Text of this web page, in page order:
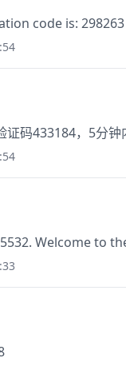
code is: 298263
码433184，5分钟
Welcome to